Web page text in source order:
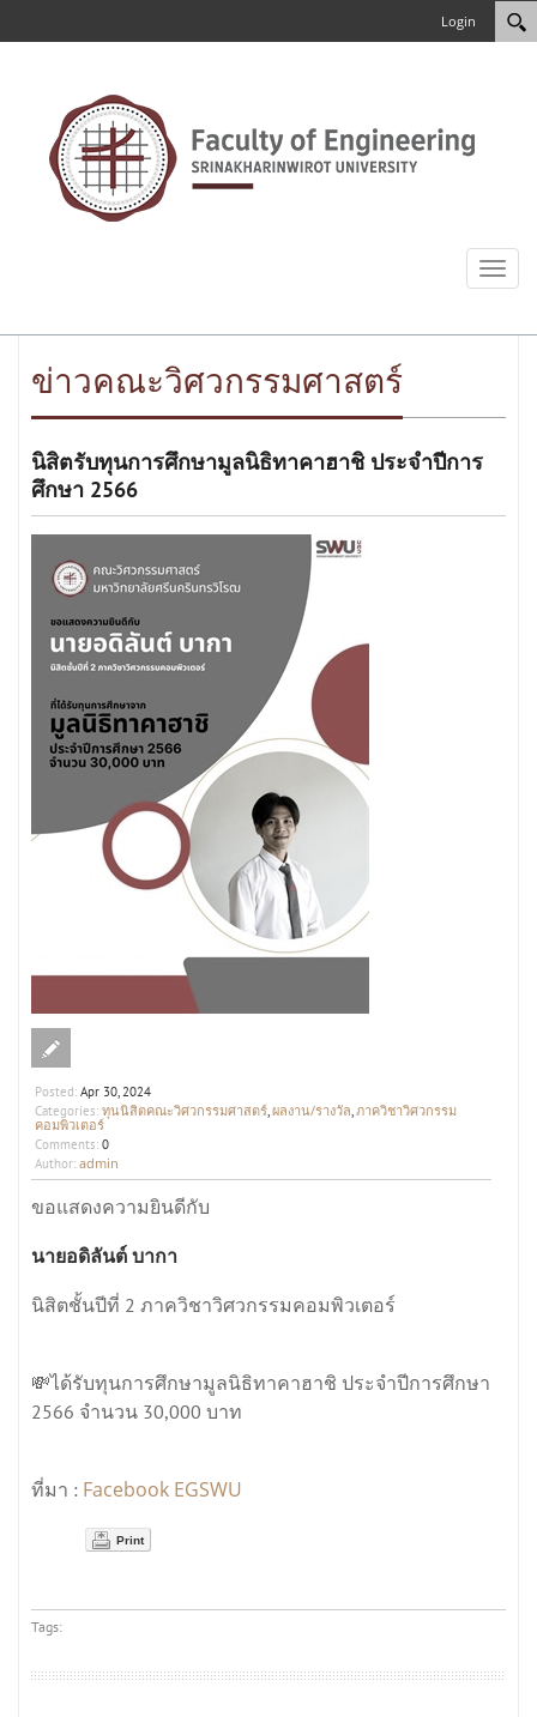
Login
Toggle
ข่าวคณะวิศวกรรมศาสตร์
นิสิตรับทุนการศึกษามูลนิธิทาคาฮาชิ ประจำปีการ
ศึกษา 2566
Posted: Apr 30, 2024
Categories: ทุนนิสิตคณะวิศวกรรมศาสตร์,ผลงาน/รางวัล,ภาควิชาวิศวกรรม
คอมพิวเตอร์
Comments: 0
Author: admin
ขอแสดงความยินดีกับ
นายอดิลันต์ บากา
นิสิตชั้นปีที่ 2 ภาควิชาวิศวกรรมคอมพิวเตอร์
💸ได้รับทุนการศึกษามูลนิธิทาคาฮาชิ ประจำปีการศึกษา
2566 จำนวน 30,000 บาท
ที่มา : Facebook EGSWU
Print
Tags: